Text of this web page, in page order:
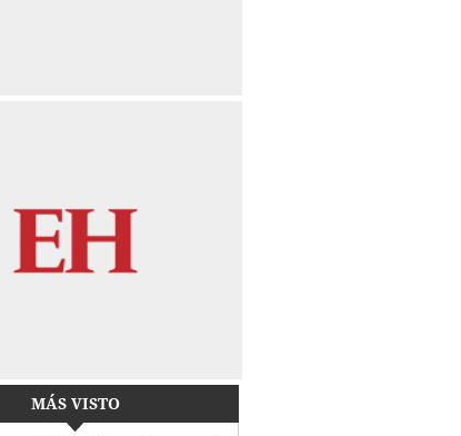
MÁS VISTO